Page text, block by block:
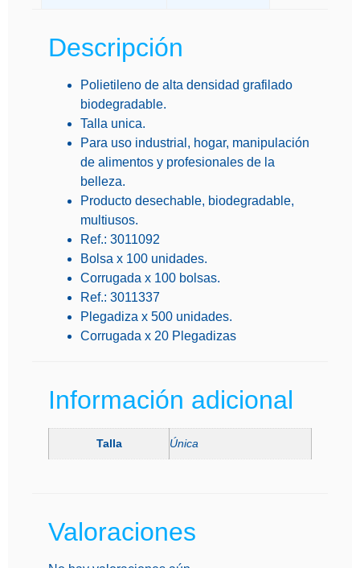
Descripción
Polietileno de alta densidad grafilado
biodegradable.
Talla unica.
Para uso industrial, hogar, manipulación
de alimentos y profesionales de la
belleza.
Producto desechable, biodegradable,
multiusos.
Ref.: 3011092
Bolsa x 100 unidades.
Corrugada x 100 bolsas.
Ref.: 3011337
Plegadiza x 500 unidades.
Corrugada x 20 Plegadizas
Información adicional
Talla Única
Valoraciones